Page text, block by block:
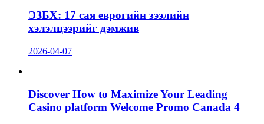
ЭЗБХ: 17 сая еврогийн зээлийн
хэлэлцээрийг дэмжив
2026-04-07
Discover How to Maximize Your Leading
Casino platform Welcome Promo Canada 4